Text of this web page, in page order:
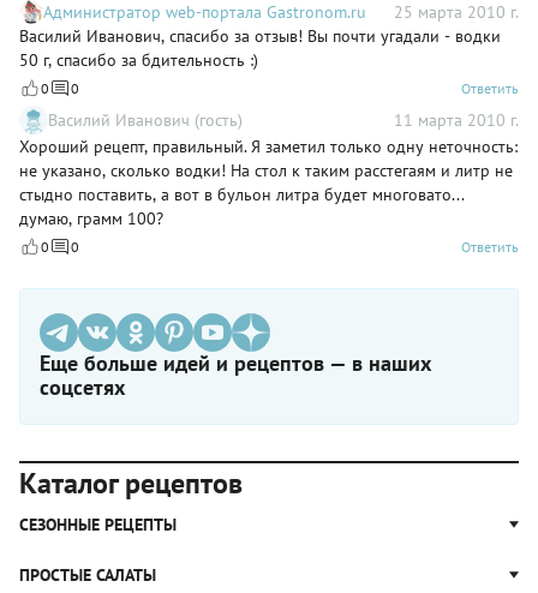
Администратор web-портала Gastronom.ru
25 марта 2010 г.
Василий Иванович, спасибо за отзыв! Вы почти угадали - водки
50 г, спасибо за бдительность :)
0 0 Ответить
Василий Иванович (гость)
11 марта 2010 г.
Хороший рецепт, правильный. Я заметил только одну неточность:
не указано, сколько водки! На стол к таким расстегаям и литр не
стыдно поставить, а вот в бульон литра будет многовато...
думаю, грамм 100?
0 0 Ответить
Еще больше идей и рецептов — в наших
соцсетях
Каталог рецептов
СЕЗОННЫЕ РЕЦЕПТЫ
Рецепты из капусты
ПРОСТЫЕ САЛАТЫ